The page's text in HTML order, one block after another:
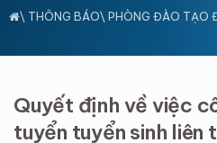
\ THÔNG BÁO\ PHÒNG ĐÀO TẠO
Quyết định về việc
tuyển tuyển sinh liên